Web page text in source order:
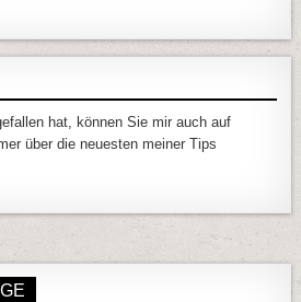
hat, können Sie mir auch auf
über die neuesten meiner Tips